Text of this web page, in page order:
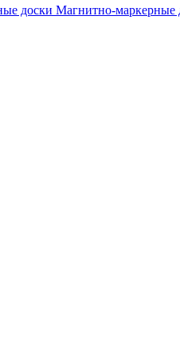
Магнитно-маркерные